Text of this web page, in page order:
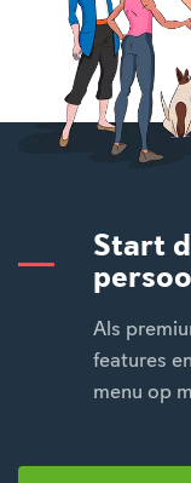
Start
Als
features
menu op